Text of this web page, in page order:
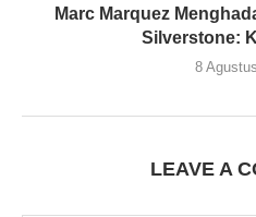
Marc Marquez
Silverstone:
8
LEAVE A